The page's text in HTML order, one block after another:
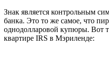
Знак является контрольным
банка. Это то же самое, что
однодолларовой купюры. Вот
квартире IRS в Мэриленде: